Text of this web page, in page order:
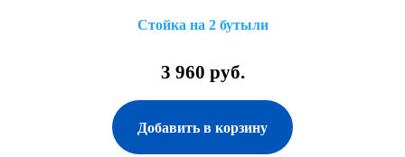
Стойка на 2 бутыли
3 960 руб.
Добавить в корзину